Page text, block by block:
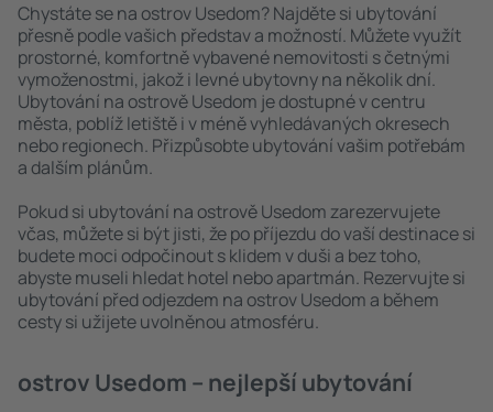
Chystáte se na ostrov Usedom? Najděte si ubytování
přesně podle vašich představ a možností. Můžete využít
prostorné, komfortně vybavené nemovitosti s četnými
vymoženostmi, jakož i levné ubytovny na několik dní.
Ubytování na ostrově Usedom je dostupné v centru
města, poblíž letiště i v méně vyhledávaných okresech
nebo regionech. Přizpůsobte ubytování vašim potřebám
a dalším plánům.
Pokud si ubytování na ostrově Usedom zarezervujete
včas, můžete si být jisti, že po příjezdu do vaší destinace si
budete moci odpočinout s klidem v duši a bez toho,
abyste museli hledat hotel nebo apartmán. Rezervujte si
ubytování před odjezdem na ostrov Usedom a během
cesty si užijete uvolněnou atmosféru.
ostrov Usedom – nejlepší ubytování